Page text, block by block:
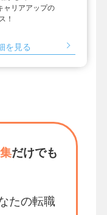
ャリアアップの
！
を見る
だけでも
たの転職